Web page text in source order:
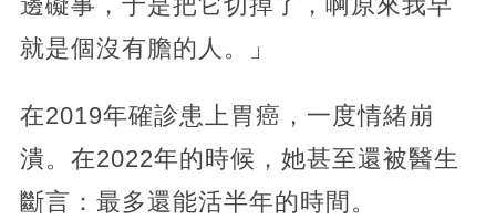
就是個沒有膽的人。」
在2019年確診患上胃癌，一度情緒崩
潰。在2022年的時候，她甚至還被醫生
斷言：最多還能活半年的時間。